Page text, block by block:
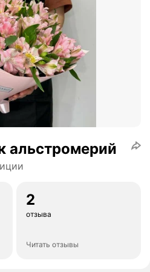
альстромерий
2
отзыва
Читать отзывы